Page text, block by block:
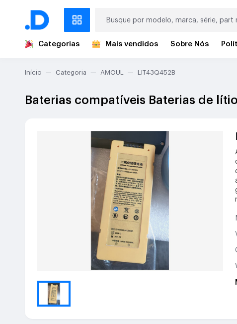
Categorias Mais vendidos Sobre Nós
Início Categoria AMOUL LIT43Q452B
Baterias compatíveis Baterias de